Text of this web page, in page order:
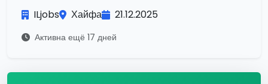
ILjobs Хайфа 21.12.2025
Активна ещё 17 дней